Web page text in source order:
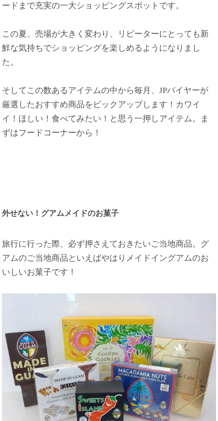
ードまで充実の一大ショッピングスポットです。
この夏、売場が大きく変わり、リピーターにとっても新
鮮な気持ちでショッピングを楽しめるようになりまし
た。
そしてこの数あるアイテムの中から毎月、JPバイヤーが
厳選したおすすめ商品をピックアップします！カワイ
イ！ほしい！食べてみたい！と思う一押しアイテム。ま
ずはフードコーナーから！
外せない！グアムメイドのお菓子
旅行に行った際、必ず押さえておきたいご当地商品。グ
アムのご当地商品といえばやはりメイドイングアムのお
いしいお菓子です！